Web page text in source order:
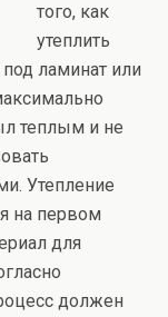
того, как
утеплить
ламинат или
теплым и не
Утепление
на первом
для
должен